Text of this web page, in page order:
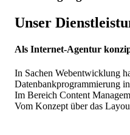
Unser
Als Internet-Agentur
In Sachen Webentwicklung
Datenbankprogrammierung
Im Bereich Content
Vom Konzept über das